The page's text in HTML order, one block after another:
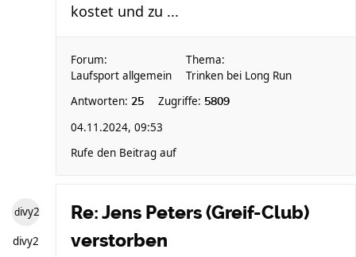
kostet und zu ...
Forum:
Laufsport allgemein
Thema:
Trinken bei Long Run
Antworten: 25 Zugriffe: 5809
04.11.2024, 09:53
Rufe den Beitrag auf
divy2
divy2
Re: Jens Peters (Greif-Club)
verstorben